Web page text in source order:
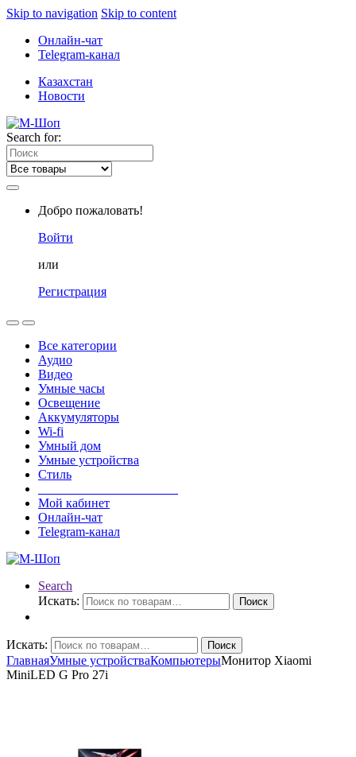
Skip to navigation Skip to content
Онлайн-чат
Telegram-канал
Казахстан
Новости
Search for:
Добро пожаловать!
Войти
или
Регистрация
Все категории
Аудио
Видео
Умные часы
Освещение
Аккумуляторы
Wi-fi
Умный дом
Умные устройства
Стиль
Мой кабинет
Онлайн-чат
Telegram-канал
Search
Искать:
Поиск
Искать: Поиск
ГлавнаяУмные устройстваКомпьютерыМонитор Xiaomi
MiniLED G Pro 27i